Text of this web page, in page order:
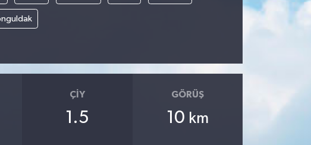
ÇIY
1.5
GÖRÜŞ
10 km